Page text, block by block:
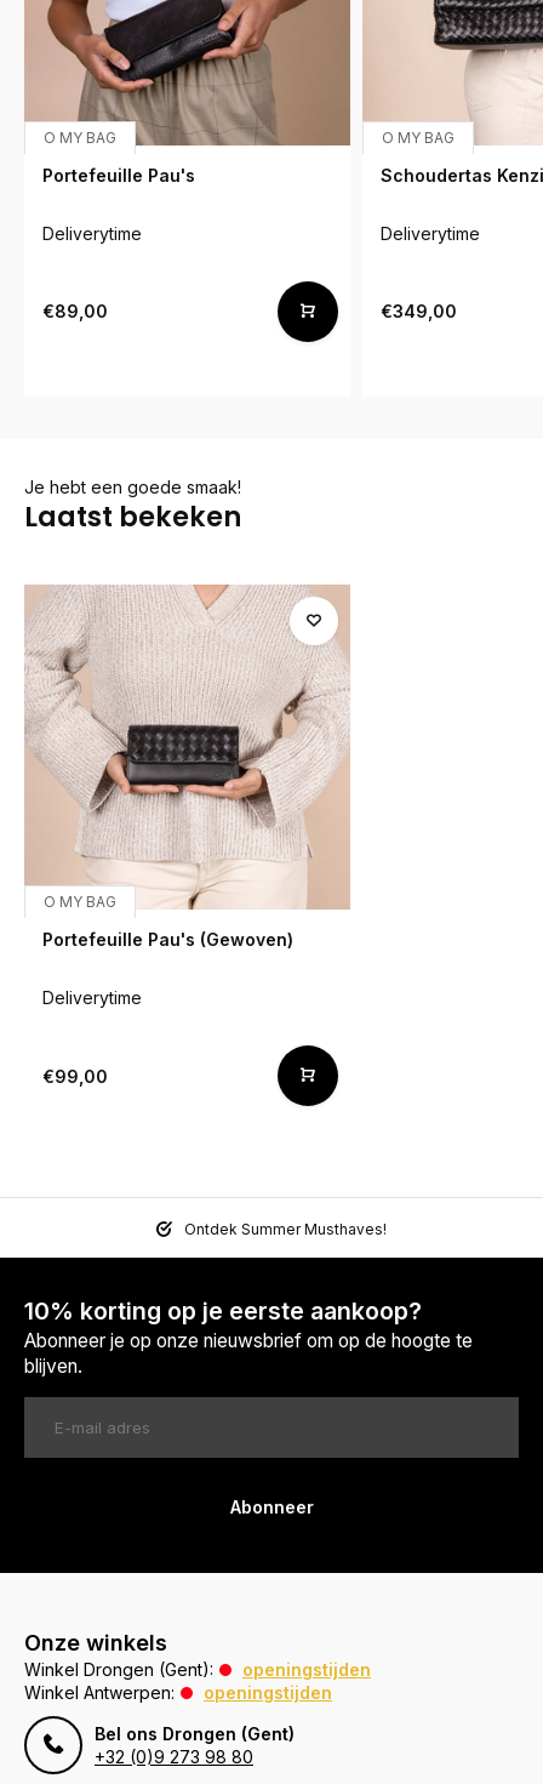
O MY BAG
Portefeuille Pau's
Deliverytime
€89,00
O MY BAG
Schoudertas
Deliverytime
€349,00
Je hebt een goede smaak!
Laatst bekeken
O MY BAG
Portefeuille Pau's (Gewoven)
Deliverytime
€99,00
Ontdek Summer Musthaves!
10% korting op je eerste aankoop?
Abonneer je op onze nieuwsbrief om op de hoogte te
blijven.
Abonneer
Onze winkels
Winkel Drongen (Gent):
openingstijden
Winkel Antwerpen:
openingstijden
Bel ons Drongen (Gent)
+32 (0)9 273 98 80